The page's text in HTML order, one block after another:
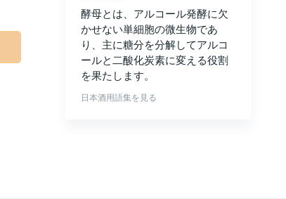
酵母とは、アルコール発酵に欠
かせない単細胞の微生物であ
り、主に糖分を分解してアルコ
ールと二酸化炭素に変える役割
を果たします。
日本酒用語集を見る